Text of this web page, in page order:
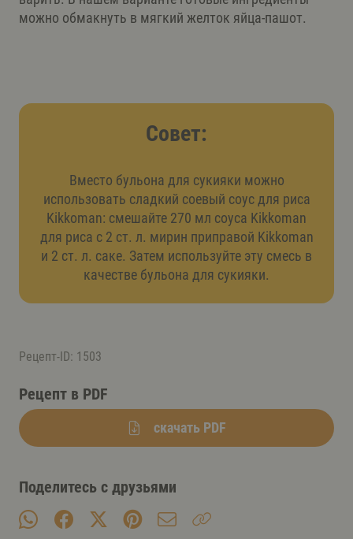
можно обмакнуть в мягкий желток яйца-пашот.
Совет:
Вместо бульона для сукияки можно
использовать сладкий соевый соус для риса
Kikkoman: смешайте 270 мл соуса Kikkoman
для риса с 2 ст. л. мирин приправой Kikkoman
и 2 ст. л. саке. Затем используйте эту смесь в
качестве бульона для сукияки.
Рецепт-ID: 1503
Рецепт в PDF
скачать PDF
Поделитесь с друзьями